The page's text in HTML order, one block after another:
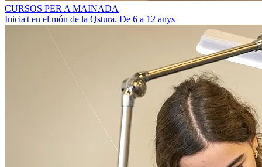
CURSOS PER A MAINADA
Inicia't en el món de la Qstura. De 6 a 12 anys